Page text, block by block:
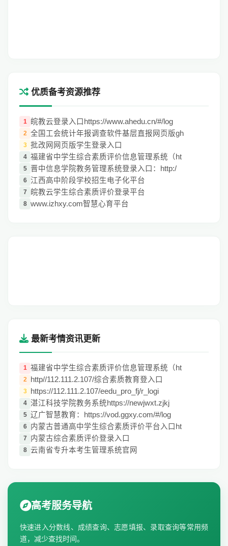
优质备考资源推荐
1 皖教云登录入口https://www.ahedu.cn/#/log
2 全国工会统计年报调查软件基层直报网页版gh
3 批改网网页版学生登录入口
4 福建省中学生综合素质评价信息管理系统（ht
5 晋中信息学院教务管理系统登录入口：http:/
6 江西高中阶段学校招生电子化平台
7 皖教云学生综合素质评价登录平台
8 www.izhxy.com智慧心育平台
最新考情资讯更新
1 福建省中学生综合素质评价信息管理系统（ht
2 http//112.111.2.107/综合素质教育登入口
3 https://112.111.2.107/eedu_pro_fj/r_logi
4 湛江科技学院教务系统https://newjwxt.zjkj
5 辽广智慧教育：https://vod.ggxy.com/#/log
6 内蒙古普通高中学生综合素质评价平台入口ht
7 内蒙古综合素质评价登录入口
8 云南省专升本考生管理系统官网
高考服务导航
快速进入分数线、成绩查询、志愿填报、录取查询等常用频
道，减少查找时间。